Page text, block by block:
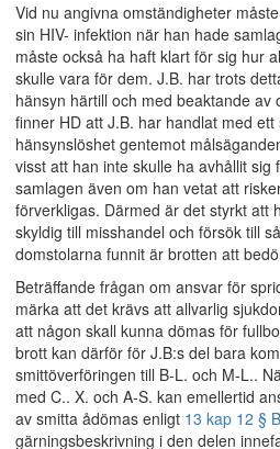
Vid nu angivna omständigheter
sin HIV- infektion när han hade
måste också ha haft klart för sig hur
skulle vara för dem. J.B. har trots
hänsyn härtill och med beaktande av
finner HD att J.B. har handlat med
hänsynslöshet gentemot
visst att han inte skulle ha avhållit sig
samlagen även om han vetat att
förverkligas. Därmed är det styrkt att
skyldig till misshandel och försök till
domstolarna funnit är brotten att
Beträffande frågan om ansvar för
märka att det krävs att allvarlig
att någon skall kunna dömas för
brott kan därför för J.B:s del bara
smittöverföringen till B-L. och M-L..
med C.. X. och A-S. kan emellertid
av smitta ådömas enligt 13 kap 12 §
gärningsbeskrivning i den delen